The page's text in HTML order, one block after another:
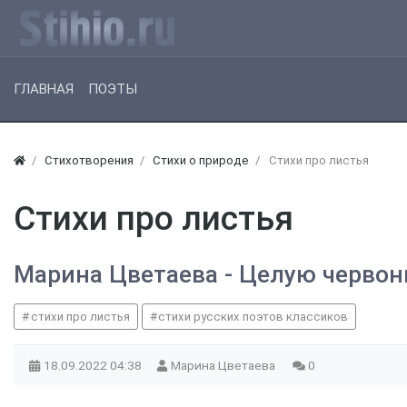
ГЛАВНАЯ ПОЭТЫ
Стихотворения Стихи о природе Стихи про листья
Стихи про листья
Марина Цветаева - Целую
стихи про листья стихи русских поэтов классиков
18.09.2022 04:38 Марина Цветаева 0